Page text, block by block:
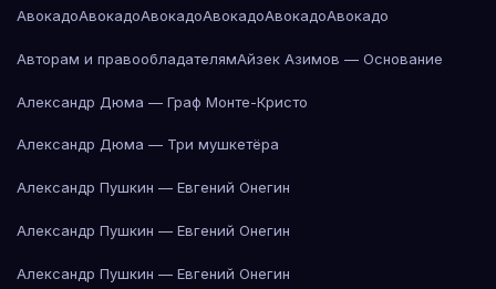
АвокадоАвокадоАвокадоАвокадоАвокадоАвокадо
Авторам и правообладателямАйзек Азимов — Основание
Александр Дюма — Граф Монте-Кристо
Александр Дюма — Три мушкетёра
Александр Пушкин — Евгений Онегин
Александр Пушкин — Евгений Онегин
Александр Пушкин — Евгений Онегин